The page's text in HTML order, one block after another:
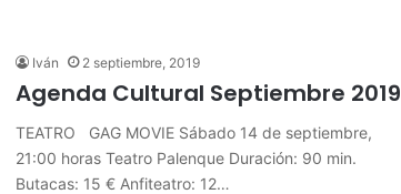
Iván 2 septiembre, 2019
Agenda Cultural Septiembre 2019
TEATRO GAG MOVIE Sábado 14 de septiembre,
21:00 horas Teatro Palenque Duración: 90 min.
Butacas: 15 € Anfiteatro: 12…